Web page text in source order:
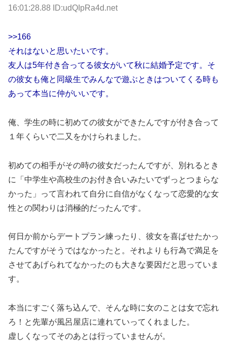
16:01:28.88 ID:udQIpRa4d.net
>>166
それはないと思いたいです。
友人は5年付き合ってる彼女がいて秋に結婚予定です。そ
の彼女も俺と同級生でみんなで遊ぶときはついてくる時も
あって本当に仲がいいです。
俺、学生の時に初めての彼女ができたんですが付き合って
１年くらいで二又をかけられました。
初めての相手がその時の彼女だったんですが、別れるとき
に「中学生や高校生のお付き合いみたいでずっとつまらな
かった」って言われて自分に自信がなくなって恋愛的な女
性との関わりは消極的だったんです。
何日か前からデートプラン練ったり、彼女を喜ばせたかっ
たんですがそうではなかったと。それよりも行為で満足を
させてあげられてなかったのも大きな要因だと思っていま
す。
本当にすごく落ち込んで、そんな時に女のことは女で忘れ
ろ！と先輩が風呂屋店に連れていってくれました。
虚しくなってそのあとは行っていませんが。